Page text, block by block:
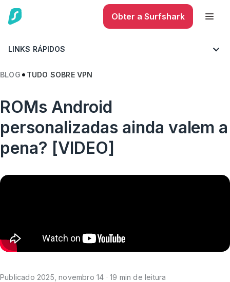
Obter a Surfshark
LINKS RÁPIDOS
BLOG TUDO SOBRE VPN
ROMs Android
personalizadas ainda valem a
pena? [VIDEO]
Publicado 2025, novembro 14 · 19 min de leitura